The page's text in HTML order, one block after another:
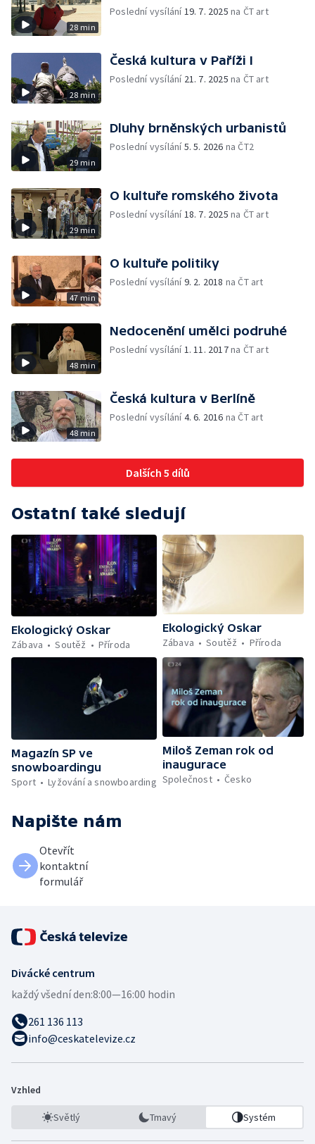
28 min
Poslední vysílání19. 7. 2025 na ČT art
28 min
Česká kultura v Paříži I
Poslední vysílání 21. 7. 2025 na ČT art
29 min
Dluhy brněnských urbanistů
Poslední vysílání5. 5. 2026 na ČT2
29 min
O kultuře romského života
Poslední vysílání18. 7. 2025 na ČT art
47 min
O kultuře politiky
Poslední vysílání9. 2. 2018 na ČT art
48 min
Nedocenění umělci podruhé
Poslední vysílání1. 11. 2017na ČT art
48 min
Česká kultura v Berlíně
Poslední vysílání4. 6. 2016 na ČT art
Dalších 5 dílů
Ostatní také sledují
Ekologický Oskar
Zábava
Soutěž Příroda
Ekologický Oskar
Zábava
Soutěž Příroda
Magazín SP ve
snowboardingu
Sport
Lyžování a snowboarding
Miloš Zeman rok od
inaugurace
Společnost
Česko
Napište nám
Otevřít
kontaktní
formulář
Divácké centrum
každý všední den:8:00—16:00 hodin
261 136 113
info@ceskatelevize.cz
Vzhled
Světlý Tmavý Systém